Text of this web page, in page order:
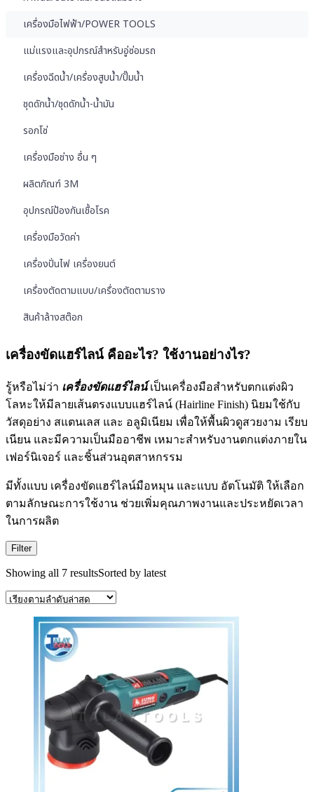
เครื่องมือไฟฟ้า/POWER TOOLS
แม่แรงและอุปกรณ์สำหรับอู่ซ่อมรถ
เครื่องฉีดน้ำ/เครื่องสูบน้ำ/ปั๊มน้ำ
ชุดดักน้ำ/ชุดดักน้ำ-น้ำมัน
รอกโซ่
เครื่องมือช่าง อื่น ๆ
ผลิตภัณฑ์ 3M
อุปกรณ์ป้องกันเชื้อโรค
เครื่องมือวัดค่า
เครื่องปั่นไฟ เครื่องยนต์
เครื่องตัดตามแบบ/เครื่องตัดตามราง
สินค้าล้างสต๊อก
เครื่องขัดแฮร์ไลน์ คืออะไร? ใช้งานอย่างไร?
รู้หรือไม่ว่า เครื่องขัดแฮร์ไลน์เป็นเครื่องมือสำหรับตกแต่งผิว
โลหะให้มีลายเส้นตรงแบบแฮร์ไลน์ (Hairline Finish) นิยมใช้กับ
วัสดุอย่าง สแตนเลส และ อลูมิเนียม เพื่อให้พื้นผิวดูสวยงาม เรียบ
เนียน และมีความเป็นมืออาชีพ เหมาะสำหรับงานตกแต่งภายใน
เฟอร์นิเจอร์ และชิ้นส่วนอุตสาหกรรม
มีทั้งแบบ เครื่องขัดแฮร์ไลน์มือหมุน และแบบ อัตโนมัติ ให้เลือก
ตามลักษณะการใช้งาน ช่วยเพิ่มคุณภาพงานและประหยัดเวลา
ในการผลิต
Filter
Showing all 7 resultsSorted by latest